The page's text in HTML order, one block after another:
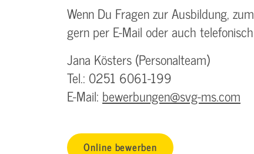
Wenn Du Fragen zur Ausbildung,
gern per E-Mail oder auch
Jana Kösters (Personalteam)
Tel.: 0251 6061-199
E-Mail: bewerbungen@svg-ms.com
Online bewerben